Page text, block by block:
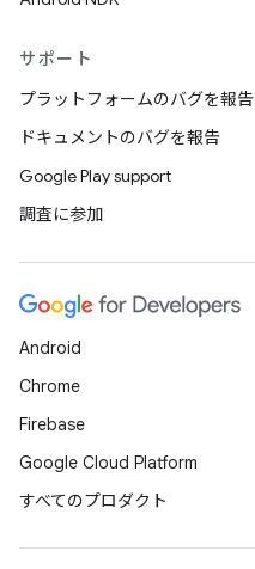
サポート
プラットフォームのバグを報告
ドキュメントのバグを報告
Google Play support
調査に参加
Android
Chrome
Firebase
Google Cloud Platform
すべてのプロダクト